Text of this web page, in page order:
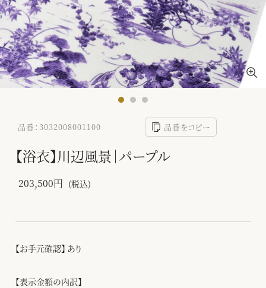
品番：3032008001100 品番をコピー
【浴衣】川辺風景｜パープル
203,500円 (税込)
【お手元確認】 あり
【表示金額の内訳】